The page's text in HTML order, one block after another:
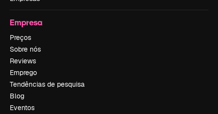
Empresa
Preços
Sobre nós
Reviews
Emprego
Tendências de pesquisa
Blog
Eventos